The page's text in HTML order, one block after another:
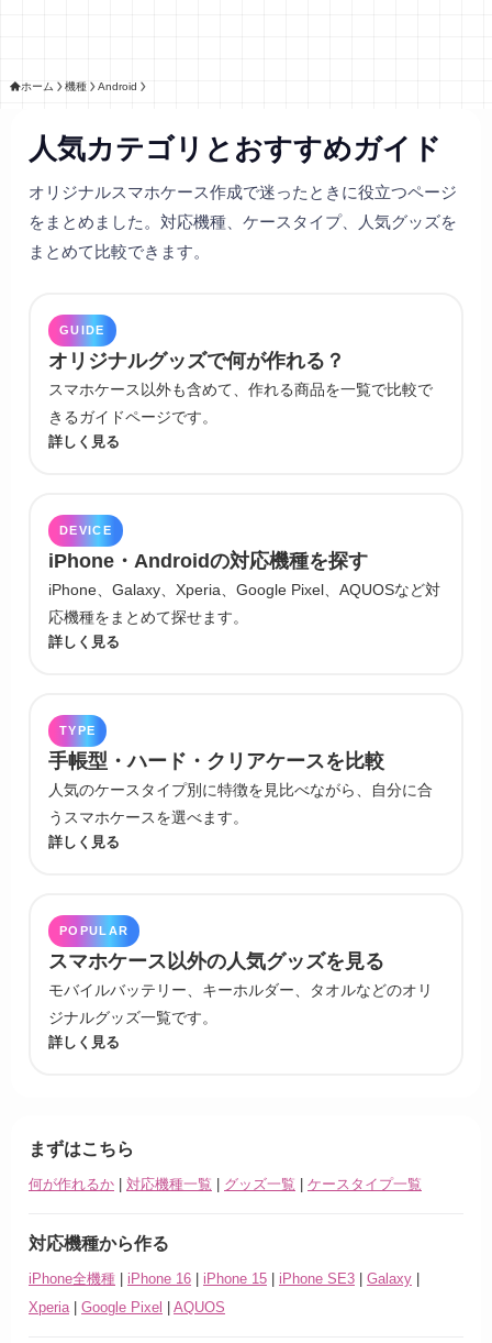
ホーム 機種 Android
人気カテゴリとおすすめガイド
オリジナルスマホケース作成で迷ったときに役立つページ
をまとめました。対応機種、ケースタイプ、人気グッズを
まとめて比較できます。
GUIDE
オリジナルグッズで何が作れる？
スマホケース以外も含めて、作れる商品を一覧で比較で
きるガイドページです。
詳しく見る
DEVICE
iPhone・Androidの対応機種を探す
iPhone、Galaxy、Xperia、Google Pixel、AQUOSなど対
応機種をまとめて探せます。
詳しく見る
TYPE
手帳型・ハード・クリアケースを比較
人気のケースタイプ別に特徴を見比べながら、自分に合
うスマホケースを選べます。
詳しく見る
POPULAR
スマホケース以外の人気グッズを見る
モバイルバッテリー、キーホルダー、タオルなどのオリ
ジナルグッズ一覧です。
詳しく見る
まずはこちら
何が作れるか | 対応機種一覧 | グッズ一覧 | ケースタイプ一覧
対応機種から作る
iPhone全機種 | iPhone 16 | iPhone 15 | iPhone SE3 | Galaxy |
Xperia | Google Pixel | AQUOS